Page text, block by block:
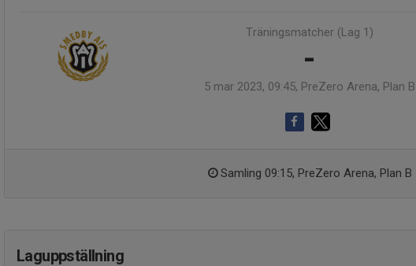
Träningsmatcher (Lag 1)
-
5 mar 2023, 09:45, PreZero Arena, Plan B
Samling 09:15, PreZero Arena, Plan B
Laguppställning